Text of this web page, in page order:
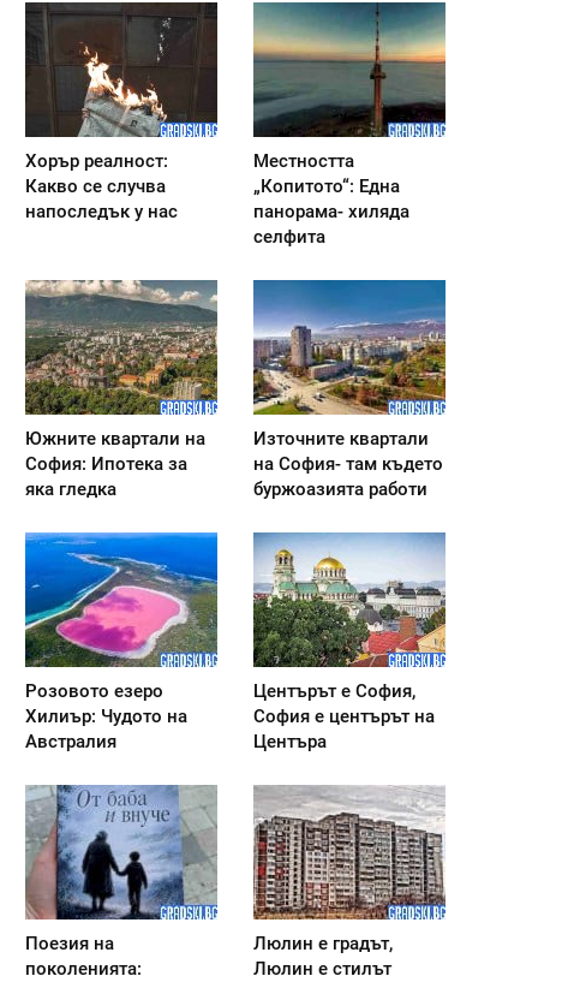
Хорър реалност:
Какво се случва
напоследък у нас
Местността
„Копитото“: Една
панорама- хиляда
селфита
Южните квартали на
София: Ипотека за
яка гледка
Източните квартали
на София- там където
буржоазията работи
Розовото езеро
Хилиър: Чудото на
Австралия
Центърът е София,
София е центърът на
Центъра
Поезия на
поколенията:
Люлин е градът,
Люлин е стилът